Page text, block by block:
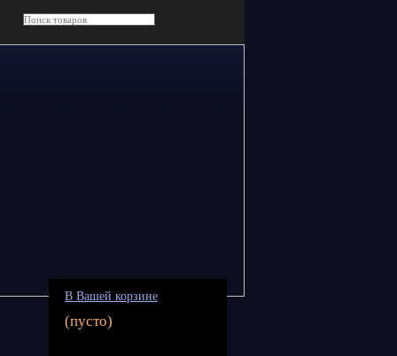
В Вашей корзине
(пусто)